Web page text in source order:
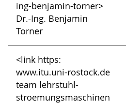
ing-benjamin-torner>
Dr.-Ing. Benjamin
Torner
<link https:
www.itu.uni-rostock.de
team lehrstuhl-
stroemungsmaschinen